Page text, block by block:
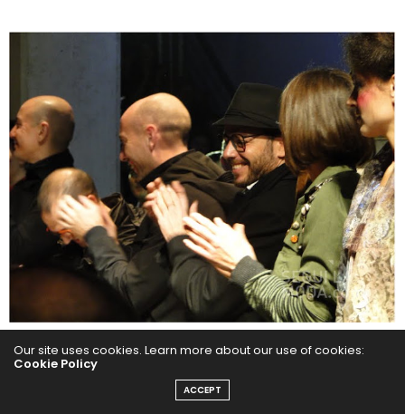
Aplausos de los diseñadores.
Momentos finales, así se despidió Sr Amor:
Our site uses cookies. Learn more about our use of cookies:
Cookie Policy
ACCEPT